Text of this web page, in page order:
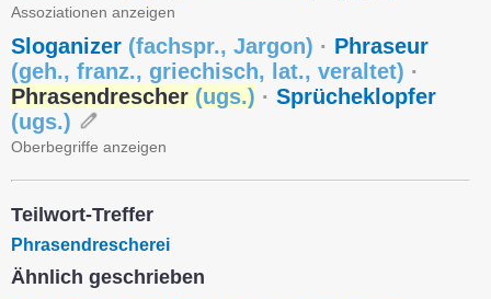
Assoziationen anzeigen
Sloganizer (fachspr., Jargon) · Phraseur
(geh., franz., griechisch, lat., veraltet) ·
Phrasendrescher (ugs.) · Sprücheklopfer
(ugs.)
Oberbegriffe anzeigen
Teilwort-Treffer
Phrasendrescherei
Ähnlich geschrieben